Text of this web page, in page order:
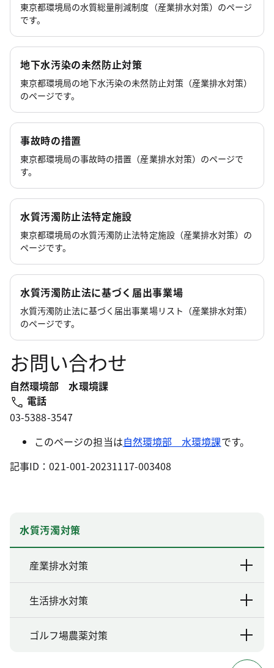
東京都環境局の水質総量削減制度（産業排水対策）のページ
です。
地下水汚染の未然防止対策
東京都環境局の地下水汚染の未然防止対策（産業排水対策）
のページです。
事故時の措置
東京都環境局の事故時の措置（産業排水対策）のページで
す。
水質汚濁防止法特定施設
東京都環境局の水質汚濁防止法特定施設（産業排水対策）の
ページです。
水質汚濁防止法に基づく届出事業場
水質汚濁防止法に基づく届出事業場リスト（産業排水対策）
のページです。
お問い合わせ
自然環境部 水環境課
電話
03-5388-3547
このページの担当は自然環境部 水環境課です。
記事ID：021-001-20231117-003408
水質汚濁対策
産業排水対策
生活排水対策
ゴルフ場農薬対策